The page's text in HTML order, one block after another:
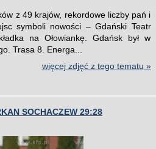
z 49 krajów, rekordowe liczby pań i
symboli nowości – Gdański Teatr
na Ołowiankę. Gdańsk był w
Trasa 8. Energa...
więcej zdjęć z tego tematu »
SOCHACZEW 29:28